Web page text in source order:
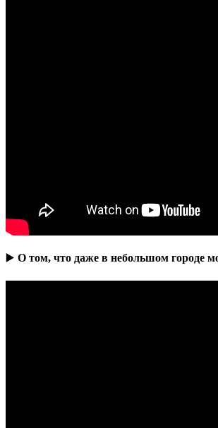
▶️ О том, что даже в небольшом городе